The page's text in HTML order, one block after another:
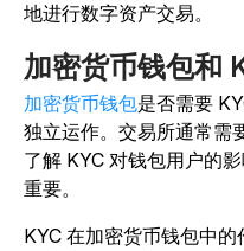
地进行数字资产交易。
加密货币钱包和
加密货币钱包是否需要
独立运作。交易所通常需
了解 KYC 对钱包用户的
重要。
KYC 在加密货币钱包中